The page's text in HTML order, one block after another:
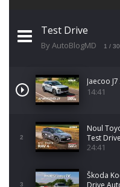
Test Drive
By AutoBlogMD 1 /
Jaecoo
14:41
2
Noul
Test
24:41
3
Škoda
Drive